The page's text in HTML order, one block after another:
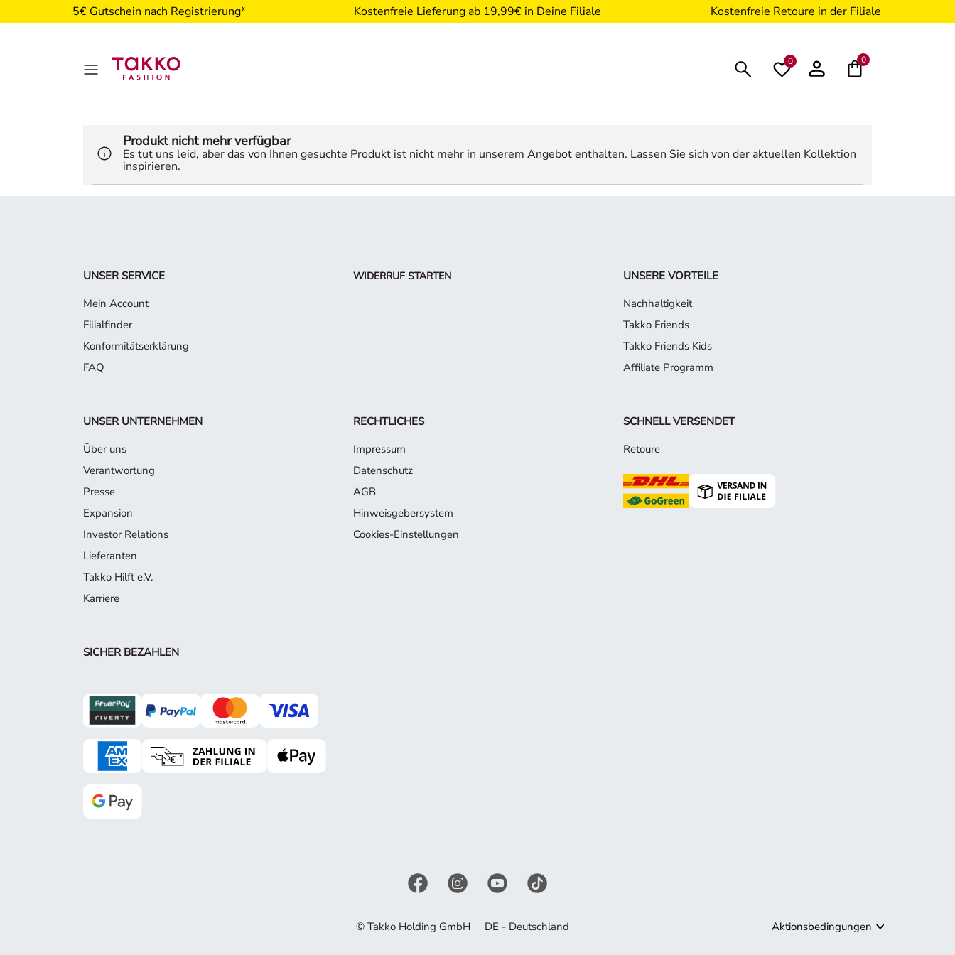
5€ Gutschein nach Registrierung* Kostenfreie Lieferung ab 19,99€ in Deine Filiale Kostenfreie Retoure in der Filiale
0 0
Produkt nicht mehr verfügbar
Es tut uns leid, aber das von Ihnen gesuchte Produkt ist nicht mehr in unserem Angebot enthalten. Lassen Sie sich von der aktuellen Kollektion
inspirieren.
UNSER SERVICE
Mein Account
Filialfinder
Konformitätserklärung
FAQ
WIDERRUF STARTEN
UNSERE VORTEILE
Nachhaltigkeit
Takko Friends
Takko Friends Kids
Affiliate Programm
UNSER UNTERNEHMEN
Über uns
Verantwortung
Presse
Expansion
Investor Relations
Lieferanten
Takko Hilft e.V.
Karriere
RECHTLICHES
Impressum
Datenschutz
AGB
Hinweisgebersystem
Cookies-Einstellungen
SCHNELL VERSENDET
Retoure
SICHER BEZAHLEN
© Takko Holding GmbH DE - Deutschland Aktionsbedingungen